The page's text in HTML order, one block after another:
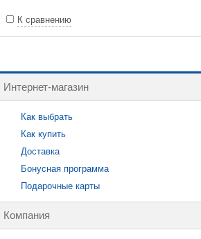
К сравнению
Интернет-магазин
Как выбрать
Как купить
Доставка
Бонусная программа
Подарочные карты
Компания